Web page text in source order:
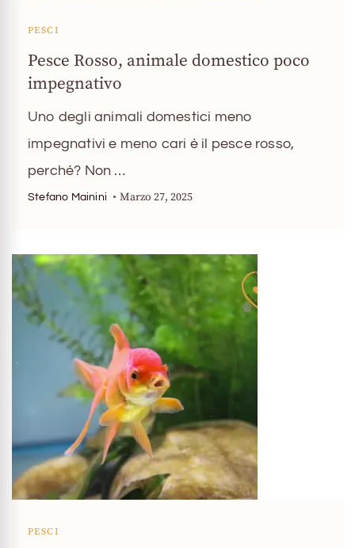
PESCI
Pesce Rosso, animale domestico poco
impegnativo
Uno degli animali domestici meno
impegnativi e meno cari è il pesce rosso,
perché? Non …
Stefano Mainini Marzo 27, 2025
PESCI